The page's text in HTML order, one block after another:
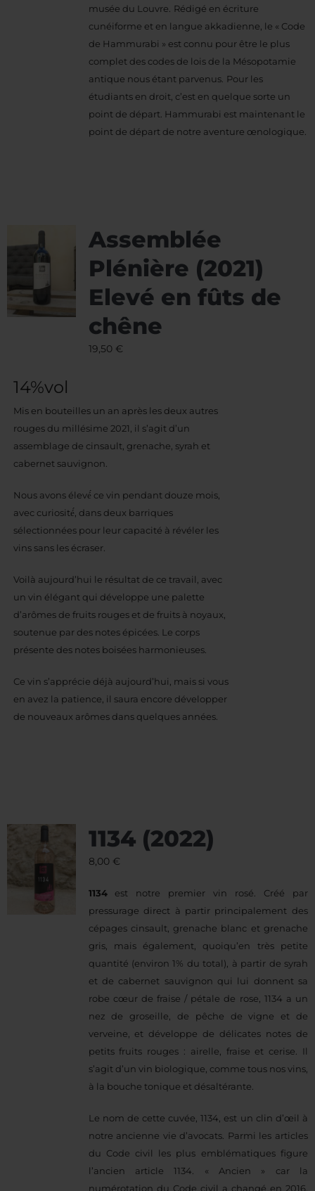
musée du Louvre. Rédigé en écriture
cunéiforme et en langue akkadienne, le « Code
de Hammurabi » est connu pour être le plus
complet des codes de lois de la Mésopotamie
antique nous étant parvenus. Pour les
étudiants en droit, c’est en quelque sorte un
point de départ. Hammurabi est maintenant le
point de départ de notre aventure œnologique.
Assemblée
Plénière (2021)
Elevé en fûts de
chêne
19,50 €
14%vol
Mis en bouteilles un an après les deux autres
rouges du millésime 2021, il s’agit d’un
assemblage de cinsault, grenache, syrah et
cabernet sauvignon.
Nous avons élevé́ ce vin pendant douze mois,
avec curiosité́, dans deux barriques
sélectionnées pour leur capacité à révéler les
vins sans les écraser.
Voilà aujourd’hui le résultat de ce travail, avec
un vin élégant qui développe une palette
d’arômes de fruits rouges et de fruits à noyaux,
soutenue par des notes épicées. Le corps
présente des notes boisées harmonieuses.
Ce vin s’apprécie déjà aujourd’hui, mais si vous
en avez la patience, il saura encore développer
de nouveaux arômes dans quelques années.
1134 (2022)
8,00 €
1134est notre premier vin rosé. Créé par
pressurage direct à partir principalement des
cépages cinsault, grenache blanc et grenache
gris, mais également, quoiqu’en très petite
quantité (environ 1% du total), à partir de syrah
et de cabernet sauvignon qui lui donnent sa
robe cœur de fraise / pétale de rose, 1134 a un
nez de groseille, de pêche de vigne et de
verveine, et développe de délicates notes de
petits fruits rouges : airelle, fraise et cerise. Il
s’agit d’un vin biologique, comme tous nos vins,
à la bouche tonique et désaltérante.
Le nom de cette cuvée, 1134, est un clin d’œil à
notre ancienne vie d’avocats. Parmi les articles
du Code civil les plus emblématiques figure
l’ancien article 1134. « Ancien » car la
numérotation du Code civil a changé en 2016,